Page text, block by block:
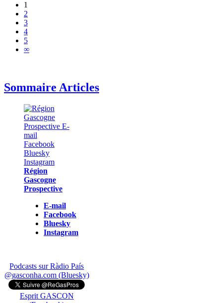
1
2
3
4
5
∞
Sommaire Articles
Région
Gascogne
Prospective
E-mail
Facebook
Bluesky
Instagram
Podcasts sur Ràdio País
@gasconha.com (Bluesky)
Esprit GASCON